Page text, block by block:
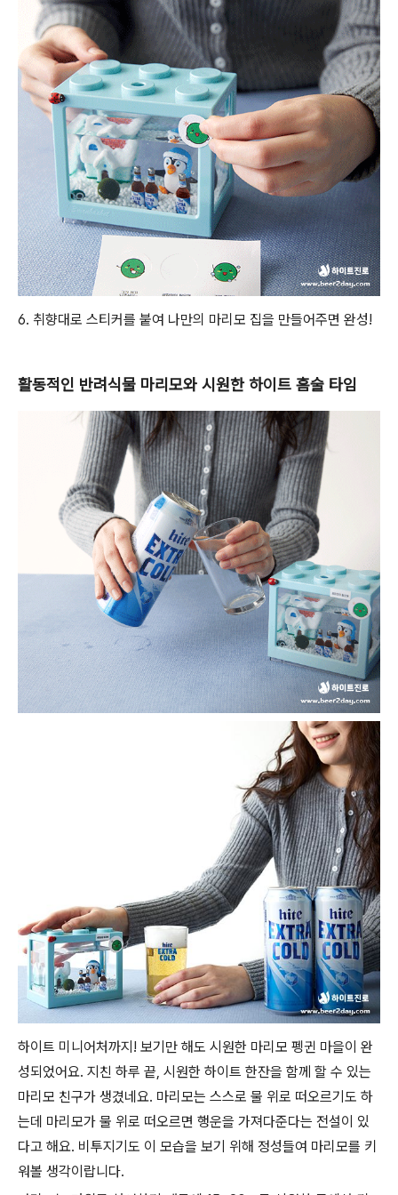
6. 취향대로 스티커를 붙여 나만의 마리모 집을 만들어주면 완성!
활동적인 반려식물 마리모와 시원한 하이트 홈술 타임
하이트 미니어처까지! 보기만 해도 시원한 마리모 펭귄 마을이 완
성되었어요. 지친 하루 끝, 시원한 하이트 한잔을 함께 할 수 있는
마리모 친구가 생겼네요. 마리모는 스스로 물 위로 떠오르기도 하
는데 마리모가 물 위로 떠오르면 행운을 가져다준다는 전설이 있
다고 해요. 비투지기도 이 모습을 보기 위해 정성들여 마리모를 키
워볼 생각이랍니다.